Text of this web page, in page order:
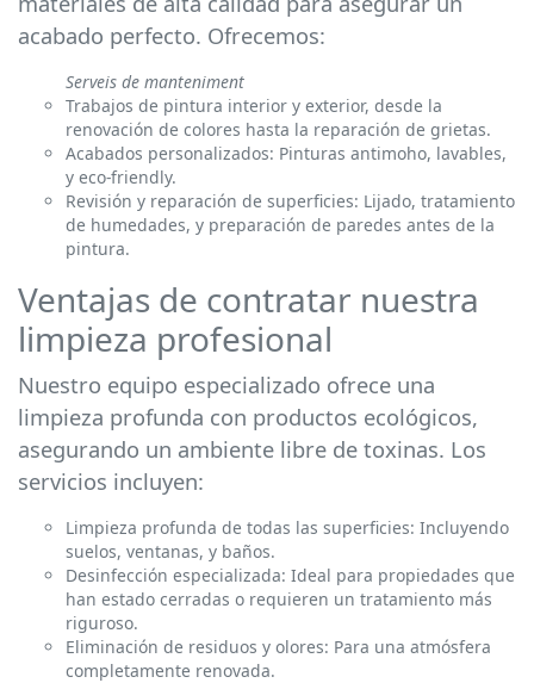
acabado perfecto. Ofrecemos:
Serveis de manteniment
Trabajos de pintura interior y exterior, desde la
renovación de colores hasta la reparación de grietas.
Acabados personalizados: Pinturas antimoho, lavables,
y eco-friendly.
Revisión y reparación de superficies: Lijado, tratamiento
de humedades, y preparación de paredes antes de la
pintura.
Ventajas de contratar nuestra
limpieza profesional
Nuestro equipo especializado ofrece una
limpieza profunda con productos ecológicos,
asegurando un ambiente libre de toxinas. Los
servicios incluyen:
Limpieza profunda de todas las superficies: Incluyendo
suelos, ventanas, y baños.
Desinfección especializada: Ideal para propiedades que
han estado cerradas o requieren un tratamiento más
riguroso.
Eliminación de residuos y olores: Para una atmósfera
completamente renovada.